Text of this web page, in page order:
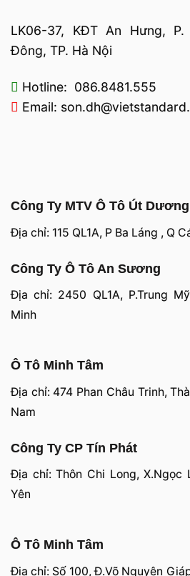
LK06-37, KĐT An Hưng,
Đông, TP. Hà Nội
Hotline: 086.8481.555
Email:
Công Ty MTV Ô Tô Út Dương
Địa chỉ: 115 QL1A, P Ba Láng , Q
Công Ty Ô Tô An Sương
Địa chỉ: 2450 QL1A, P.Trung
Minh
Ô Tô Minh Tâm
Địa chỉ: 474 Phan Châu Trinh,
Nam
Công Ty CP Tín Phát
Địa chỉ: Thôn Chi Long, X.Ngọc
Yên
Ô Tô Minh Tâm
Địa chỉ: Số 100, Đ.Võ Nguyên